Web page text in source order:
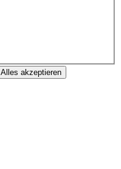
Alles akzeptieren